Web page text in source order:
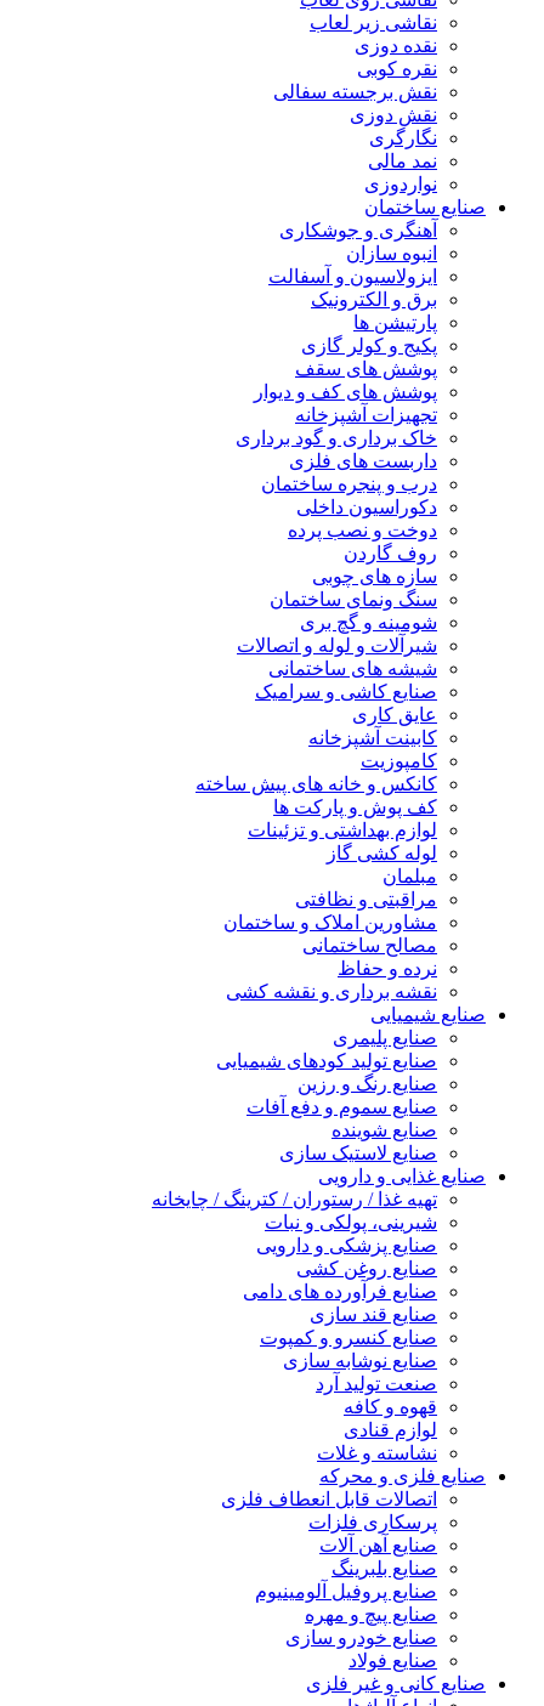
نقاشی زیر لعاب
نقده دوزی
نقره کوبی
نقش برجسته سفالی
نقش دوزی
نگارگری
نمد مالی
نواردوزی
صنایع ساختمان
آهنگری و جوشکاری
انبوه سازان
ایزولاسیون و آسفالت
برق و الکترونیک
پارتیشن ها
پکیج و کولر گازی
پوشش های سقف
پوشش های کف و دیوار
تجهیزات آشپزخانه
خاک برداری و گود برداری
داربست های فلزی
درب و پنجره ساختمان
دکوراسیون داخلی
دوخت و نصب پرده
روف گاردن
سازه های چوبی
سنگ ونمای ساختمان
شومینه و گچ بری
شیرآلات و لوله و اتصالات
شیشه های ساختمانی
صنایع کاشی و سرامیک
عایق کاری
کابینت آشپزخانه
کامپوزیت
کانکس و خانه های پیش ساخته
کف پوش و پارکت ها
لوازم بهداشتی و تزئینات
لوله کشی گاز
مبلمان
مراقبتی و نظافتی
مشاورین املاک و ساختمان
مصالح ساختمانی
نرده و حفاظ
نقشه برداری و نقشه کشی
صنایع شیمیایی
صنایع پلیمری
صنایع تولید کودهای شیمیایی
صنایع رنگ و رزین
صنایع سموم و دفع آفات
صنایع شوینده
صنایع لاستیک سازی
صنایع غذایی و دارویی
تهیه غذا / رستوران / کترینگ / چایخانه
شیرینی، پولکی و نبات
صنایع پزشکی و دارویی
صنایع روغن کشی
صنایع فرآورده های دامی
صنایع قند سازی
صنایع کنسرو و کمپوت
صنایع نوشابه سازی
صنعت تولید آرد
قهوه و کافه
لوازم قنادی
نشاسته و غلات
صنایع فلزی و محرکه
اتصالات قابل انعطاف فلزی
پرسکاری فلزات
صنایع آهن آلات
صنایع بلبرینگ
صنایع پروفیل آلومینیوم
صنایع پیچ و مهره
صنایع خودرو سازی
صنایع فولاد
صنایع کانی و غیر فلزی